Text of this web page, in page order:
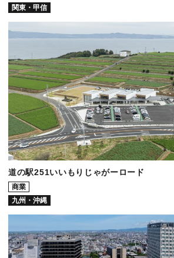
関東・甲信
道の駅251いいもりじゃがーロード
商業
九州・沖縄